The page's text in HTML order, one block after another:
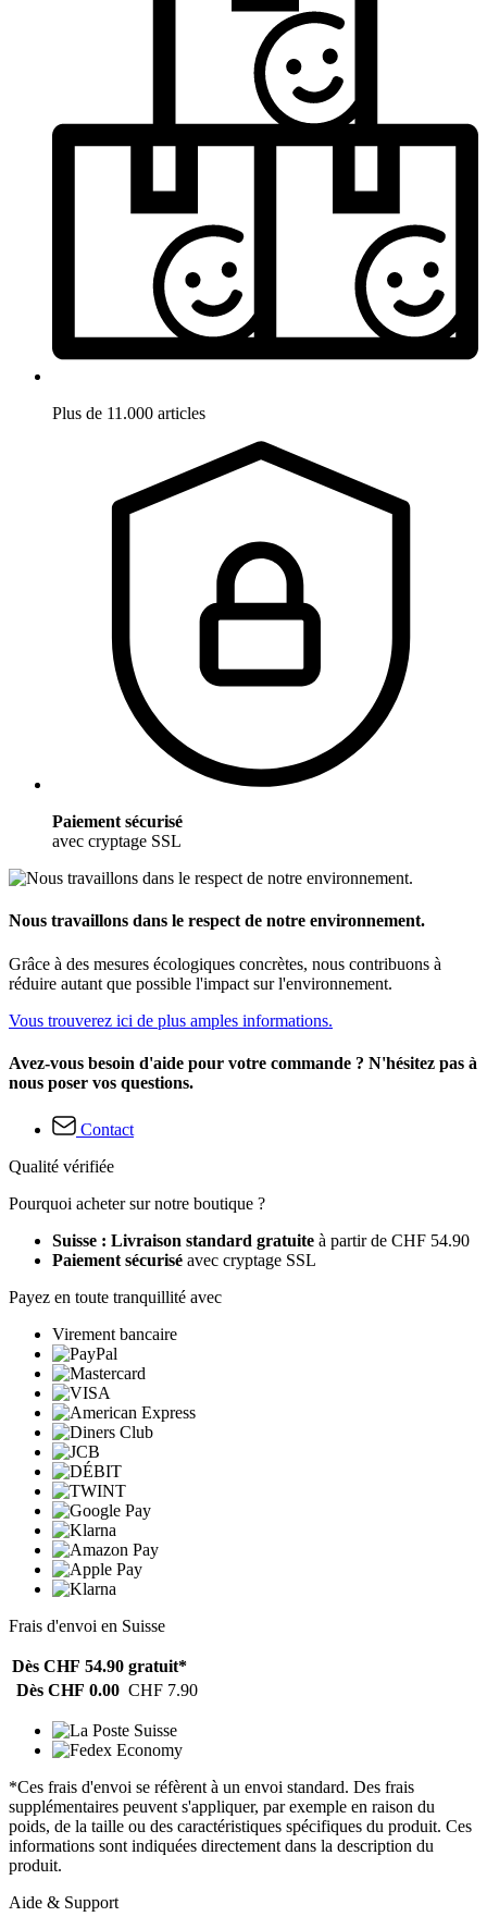
Plus de 11.000 articles
Paiement sécurisé
avec cryptage SSL
Nous travaillons dans le respect de notre environnement.
Grâce à des mesures écologiques concrètes, nous contribuons à
réduire autant que possible l'impact sur l'environnement.
Vous trouverez ici de plus amples informations.
Avez-vous besoin d'aide pour votre commande ? N'hésitez pas à
nous poser vos questions.
Contact
Qualité vérifiée
Pourquoi acheter sur notre boutique ?
Suisse : Livraison standard gratuite à partir de CHF 54.90
Paiement sécurisé avec cryptage SSL
Payez en toute tranquillité avec
Virement bancaire
Frais d'envoi en Suisse
Dès CHF 54.90 gratuit*
Dès CHF 0.00 CHF 7.90
*Ces frais d'envoi se réfèrent à un envoi standard. Des frais
supplémentaires peuvent s'appliquer, par exemple en raison du
poids, de la taille ou des caractéristiques spécifiques du produit. Ces
informations sont indiquées directement dans la description du
produit.
Aide & Support